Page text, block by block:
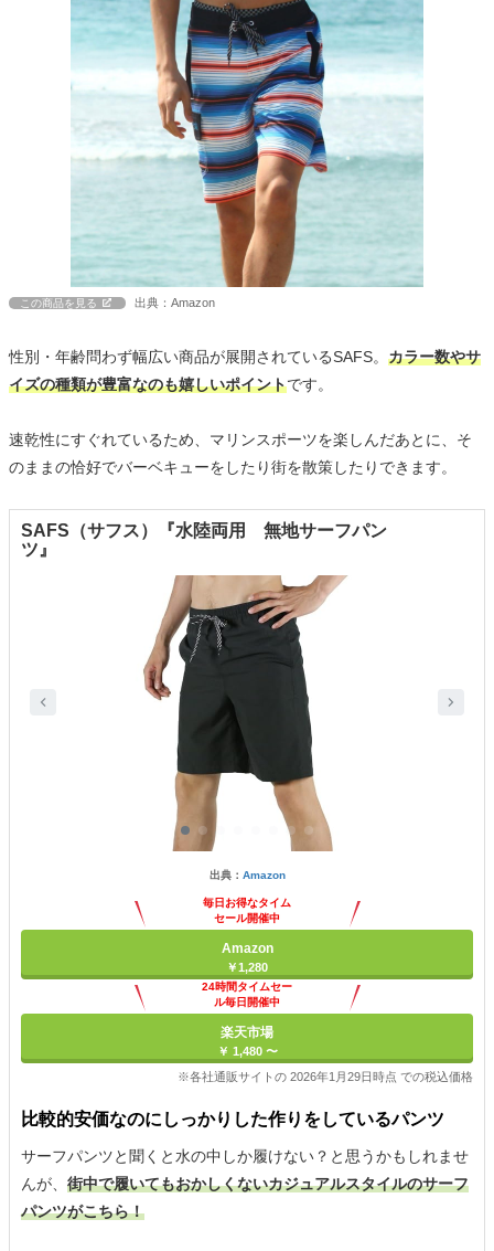
この商品を見る 出典：Amazon
性別・年齢問わず幅広い商品が展開されているSAFS。 カラー数やサ
イズの種類が豊富なのも嬉しいポイントです。
速乾性にすぐれているため、マリンスポーツを楽しんだあとに、そ
のままの恰好でバーベキューをしたり街を散策したりできます。
SAFS（サフス）『水陸両用 無地サーフパン
ツ』
出典： Amazon
毎日お得なタイム
セール開催中
Amazon
￥1,280
24時間タイムセー
ル毎日開催中
楽天市場
￥ 1,480 〜
※各社通販サイトの 2026年1月29日時点 での税込価格
比較的安価なのにしっかりした作りをしているパンツ
サーフパンツと聞くと水の中しか履けない？と思うかもしれませ
んが、 街中で履いてもおかしくないカジュアルスタイルのサーフ
パンツがこちら！